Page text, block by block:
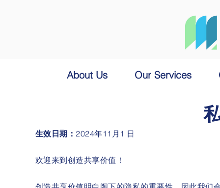
About Us Our Services
生效日期：2024年11月1 日
欢迎来到创造共享价值！